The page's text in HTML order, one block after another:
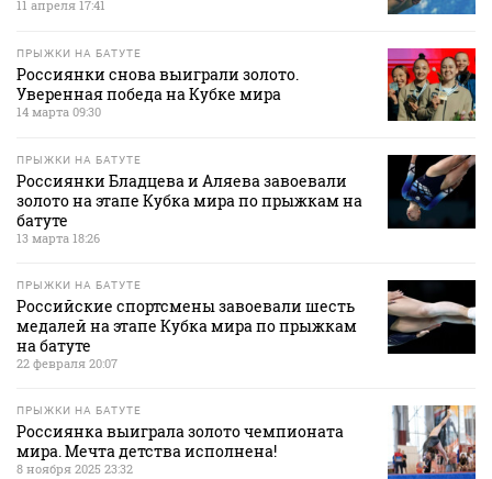
11 апреля 17:41
ПРЫЖКИ НА БАТУТЕ
Россиянки снова выиграли золото.
Уверенная победа на Кубке мира
14 марта 09:30
ПРЫЖКИ НА БАТУТЕ
Россиянки Бладцева и Аляева завоевали
золото на этапе Кубка мира по прыжкам на
батуте
13 марта 18:26
ПРЫЖКИ НА БАТУТЕ
Российские спортсмены завоевали шесть
медалей на этапе Кубка мира по прыжкам
на батуте
22 февраля 20:07
ПРЫЖКИ НА БАТУТЕ
Россиянка выиграла золото чемпионата
мира. Мечта детства исполнена!
8 ноября 2025 23:32